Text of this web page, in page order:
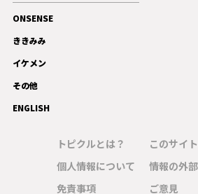
記事
ギャラリー
ONSENSE
ききみみ
イケメン
その他
ENGLISH
トピクルとは？
個人情報について
免責事項
このサイ
情報の外
ご意見